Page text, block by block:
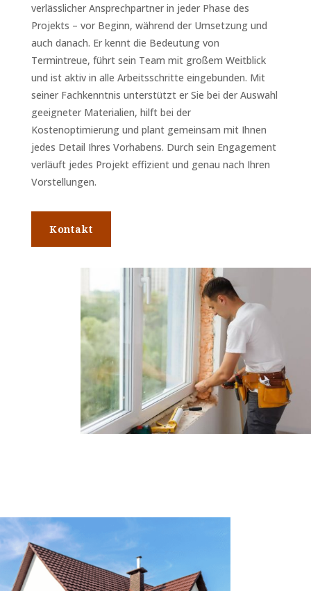
verlässlicher Ansprechpartner in jeder Phase des
Projekts – vor Beginn, während der Umsetzung und
auch danach. Er kennt die Bedeutung von
Termintreue, führt sein Team mit großem Weitblick
und ist aktiv in alle Arbeitsschritte eingebunden. Mit
seiner Fachkenntnis unterstützt er Sie bei der Auswahl
geeigneter Materialien, hilft bei der
Kostenoptimierung und plant gemeinsam mit Ihnen
jedes Detail Ihres Vorhabens. Durch sein Engagement
verläuft jedes Projekt effizient und genau nach Ihren
Vorstellungen.
Kontakt